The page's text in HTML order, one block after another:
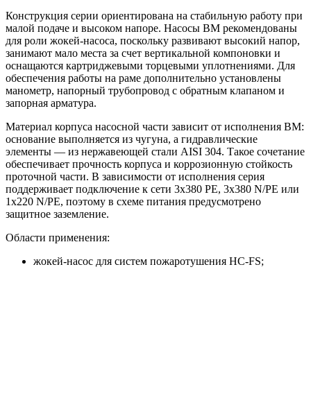
Конструкция серии ориентирована на стабильную работу при
малой подаче и высоком напоре. Насосы BM рекомендованы
для роли жокей-насоса, поскольку развивают высокий напор,
занимают мало места за счет вертикальной компоновки и
оснащаются картриджевыми торцевыми уплотнениями. Для
обеспечения работы на раме дополнительно установлены
манометр, напорный трубопровод с обратным клапаном и
запорная арматура.
Материал корпуса насосной части зависит от исполнения BM:
основание выполняется из чугуна, а гидравлические
элементы — из нержавеющей стали AISI 304. Такое сочетание
обеспечивает прочность корпуса и коррозионную стойкость
проточной части. В зависимости от исполнения серия
поддерживает подключение к сети 3x380 PE, 3x380 N/PE или
1x220 N/PE, поэтому в схеме питания предусмотрено
защитное заземление.
Области применения:
жокей-насос для систем пожаротушения HC-FS;